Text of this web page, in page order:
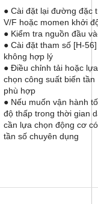
● Cài đặt lại đường đặc
V/F hoặc momen khởi
● Kiểm tra nguồn đầu
● Cài đặt tham số [H-56]
không hợp lý
● Điều chỉnh tải hoặc lựa
chọn công suất biến tần
phù hợp
● Nếu muốn vận hành
độ thấp trong thời gian
cần lựa chọn động cơ có
tần số chuyên dụng